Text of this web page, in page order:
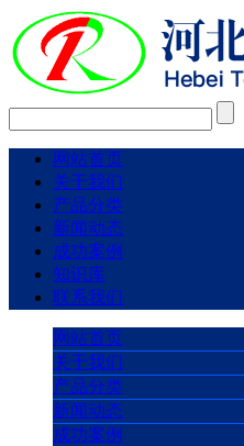
网站首页
关于我们
产品分类
新闻动态
成功案例
知识库
联系我们
网站首页
关于我们
产品分类
新闻动态
成功案例